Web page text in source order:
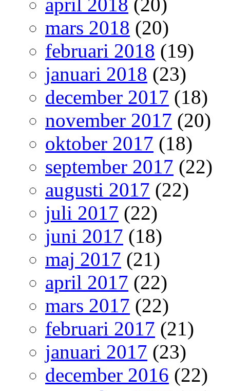
mars 2018 (20)
februari 2018 (19)
januari 2018 (23)
december 2017 (18)
november 2017 (20)
oktober 2017 (18)
september 2017 (22)
augusti 2017 (22)
juli 2017 (22)
juni 2017 (18)
maj 2017 (21)
april 2017 (22)
mars 2017 (22)
februari 2017 (21)
januari 2017 (23)
december 2016 (22)